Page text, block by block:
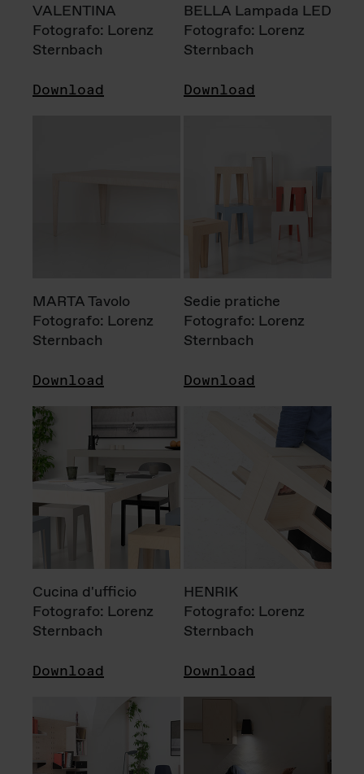
VALENTINA
Fotografo: Lorenz
Sternbach
Download
BELLA Lampada LED
Fotografo: Lorenz
Sternbach
Download
MARTA Tavolo
Fotografo: Lorenz
Sternbach
Download
Sedie pratiche
Fotografo: Lorenz
Sternbach
Download
Cucina d'ufficio
Fotografo: Lorenz
Sternbach
Download
HENRIK
Fotografo: Lorenz
Sternbach
Download